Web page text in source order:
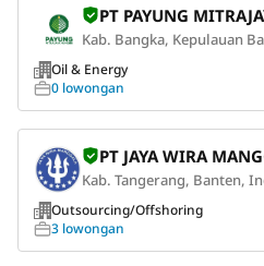
PT PAYUNG
Kab. Bangka, Kepulauan
Oil & Energy
0 lowongan
PT JAYA WIRA
Kab. Tangerang, Banten,
Outsourcing/Offshoring
3 lowongan